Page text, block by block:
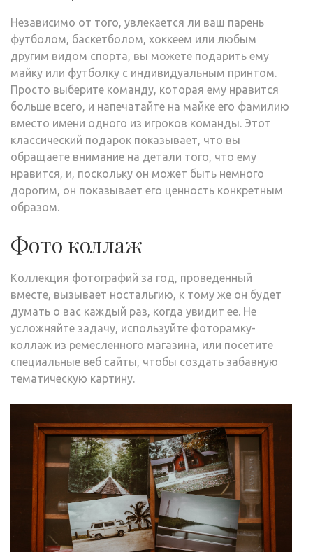
Независимо от того, увлекается ли ваш парень
футболом, баскетболом, хоккеем или любым
другим видом спорта, вы можете подарить ему
майку или футболку с индивидуальным принтом.
Просто выберите команду, которая ему нравится
больше всего, и напечатайте на майке его фамилию
вместо имени одного из игроков команды. Этот
классический подарок показывает, что вы
обращаете внимание на детали того, что ему
нравится, и, поскольку он может быть немного
дорогим, он показывает его ценность конкретным
образом.
Фото коллаж
Коллекция фотографий за год, проведенный
вместе, вызывает ностальгию, к тому же он будет
думать о вас каждый раз, когда увидит ее. Не
усложняйте задачу, используйте фоторамку-
коллаж из ремесленного магазина, или посетите
специальные веб сайты, чтобы создать забавную
тематическую картину.